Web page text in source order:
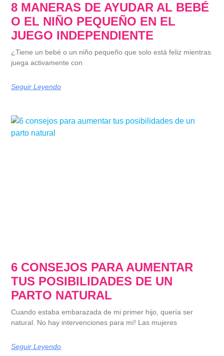
8 MANERAS DE AYUDAR AL BEBÉ
O EL NIÑO PEQUEÑO EN EL
JUEGO INDEPENDIENTE
¿Tiene un bebé o un niño pequeño que solo está feliz mientras
juega activamente con
Seguir Leyendo
6 CONSEJOS PARA AUMENTAR
TUS POSIBILIDADES DE UN
PARTO NATURAL
Cuando estaba embarazada de mi primer hijo, quería ser
natural. No hay intervenciones para mí! Las mujeres
Seguir Leyendo